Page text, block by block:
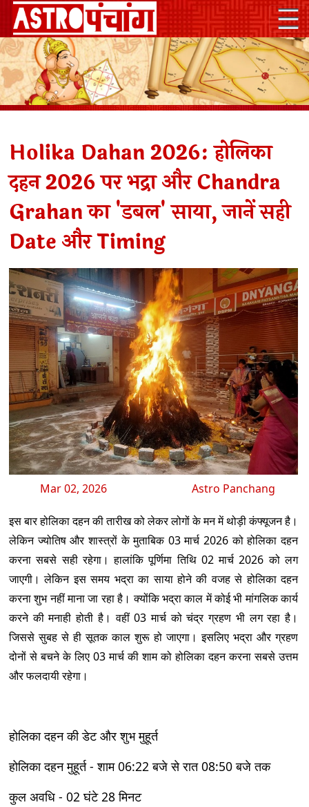
Holika Dahan 2026: होलिका
दहन 2026 पर भद्रा और Chandra
Grahan का 'डबल' साया, जानें सही
Date और Timing
Mar 02, 2026 Astro Panchang
इस बार होलिका दहन की तारीख को लेकर लोगों के मन में थोड़ी कंफ्यूजन है।
लेकिन ज्योतिष और शास्त्रों के मुताबिक 03 मार्च 2026 को होलिका दहन
करना सबसे सही रहेगा। हालांकि पूर्णिमा तिथि 02 मार्च 2026 को लग
जाएगी। लेकिन इस समय भद्रा का साया होने की वजह से होलिका दहन
करना शुभ नहीं माना जा रहा है। क्योंकि भद्रा काल में कोई भी मांगलिक कार्य
करने की मनाही होती है। वहीं 03 मार्च को चंद्र ग्रहण भी लग रहा है।
जिससे सुबह से ही सूतक काल शुरू हो जाएगा। इसलिए भद्रा और ग्रहण
दोनों से बचने के लिए 03 मार्च की शाम को होलिका दहन करना सबसे उत्तम
और फलदायी रहेगा।
होलिका दहन की डेट और शुभ मुहूर्त
होलिका दहन मुहूर्त - शाम 06:22 बजे से रात 08:50 बजे तक
कुल अवधि - 02 घंटे 28 मिनट